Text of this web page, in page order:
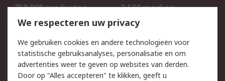
750.000 producten
2.500 merken
Bestellen
Inkoopoplossingen
Track & Trace
Wettelijk
We respecteren uw privacy
We gebruiken cookies en andere technologieën voor
statistische gebruiksanalyses, personalisatie en om
advertenties weer te geven op websites van derden.
Door op "Alles accepteren" te klikken, geeft u